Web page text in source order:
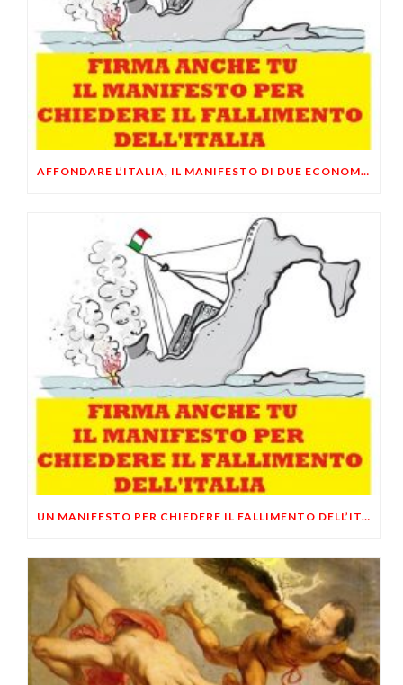
AFFONDARE L’ITALIA, IL MANIFESTO DI DUE ECONOMISTI
UN MANIFESTO PER CHIEDERE IL FALLIMENTO DELL’ITALIA